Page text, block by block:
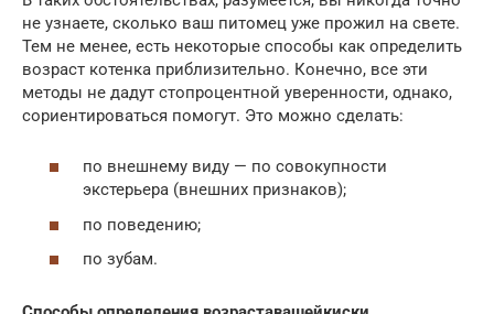
не узнаете, сколько ваш питомец уже прожил на свете.
Тем не менее, есть некоторые способы как определить
возраст котенка приблизительно. Конечно, все эти
методы не дадут стопроцентной уверенности, однако,
сориентироваться помогут. Это можно сделать:
по внешнему виду — по совокупности
экстерьера (внешних признаков);
по поведению;
по зубам.